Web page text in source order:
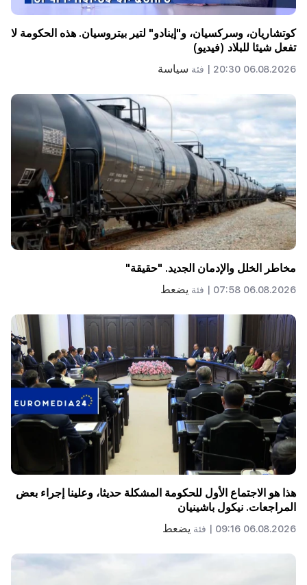
كوتشاريان، وسركسيان، و"إينادو" لتير بيتروسيان. هذه الحكومة لا
تفعل شيئا للبلاد (فيديو)
06.08.2026 20:30 | فئة سياسة
مخاطر الخلل والإدمان الجديد. "حقيقة"
06.08.2026 07:58 | فئة يضعط
هذا هو الاجتماع الأول للحكومة المشكلة حديثا، وعلينا إجراء بعض
المراجعات. نيكول باشينيان
06.08.2026 09:16 | فئة يضعط